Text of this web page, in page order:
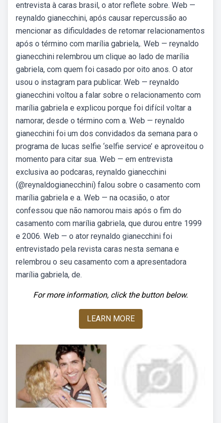
entrevista à caras brasil, o ator reflete sobre. Web —
reynaldo gianecchini, após causar repercussão ao
mencionar as dificuldades de retomar relacionamentos
após o término com marília gabriela,. Web — reynaldo
gianecchini relembrou um clique ao lado de marília
gabriela, com quem foi casado por oito anos. O ator
usou o instagram para publicar. Web — reynaldo
gianecchini voltou a falar sobre o relacionamento com
marília gabriela e explicou porque foi difícil voltar a
namorar, desde o término com a. Web — reynaldo
gianecchini foi um dos convidados da semana para o
programa de lucas selfie ‘selfie service’ e aproveitou o
momento para citar sua. Web — em entrevista
exclusiva ao podcaras, reynaldo gianecchini
(@reynaldogianecchini) falou sobre o casamento com
marília gabriela e a. Web — na ocasião, o ator
confessou que não namorou mais após o fim do
casamento com marília gabriela, que durou entre 1999
e 2006. Web — o ator reynaldo gianecchini foi
entrevistado pela revista caras nesta semana e
relembrou o seu casamento com a apresentadora
marília gabriela, de.
For more information, click the button below.
LEARN MORE